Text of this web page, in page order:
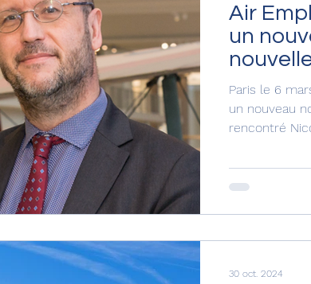
Air
un
de
Paris le 6
un nouveau
rencontré
30 oct. 2024